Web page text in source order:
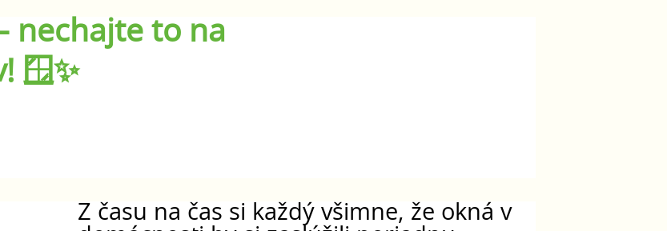
nechajte to na
🪟✨
Z času na čas si každý všimne, že okná v